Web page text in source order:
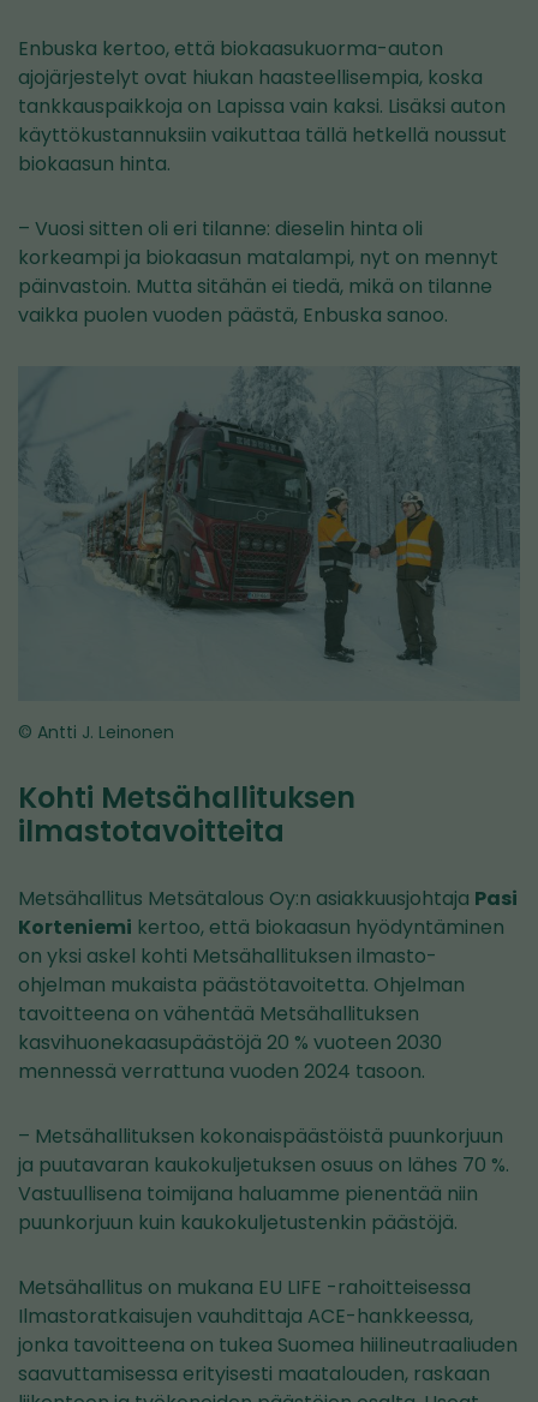
Enbuska kertoo, että biokaasukuorma-auton
ajojärjestelyt ovat hiukan haasteellisempia, koska
tankkauspaikkoja on Lapissa vain kaksi. Lisäksi auton
käyttökustannuksiin vaikuttaa tällä hetkellä noussut
biokaasun hinta.
– Vuosi sitten oli eri tilanne: dieselin hinta oli
korkeampi ja biokaasun matalampi, nyt on mennyt
päinvastoin. Mutta sitähän ei tiedä, mikä on tilanne
vaikka puolen vuoden päästä, Enbuska sanoo.
© Antti J. Leinonen
Kohti Metsähallituksen
ilmastotavoitteita
Metsähallitus Metsätalous Oy:n asiakkuusjohtaja Pasi
Korteniemi kertoo, että biokaasun hyödyntäminen
on yksi askel kohti Metsähallituksen ilmasto-
ohjelman mukaista päästötavoitetta. Ohjelman
tavoitteena on vähentää Metsähallituksen
kasvihuonekaasupäästöjä 20 % vuoteen 2030
mennessä verrattuna vuoden 2024 tasoon.
– Metsähallituksen kokonaispäästöistä puunkorjuun
ja puutavaran kaukokuljetuksen osuus on lähes 70 %.
Vastuullisena toimijana haluamme pienentää niin
puunkorjuun kuin kaukokuljetustenkin päästöjä.
Metsähallitus on mukana EU LIFE -rahoitteisessa
Ilmastoratkaisujen vauhdittaja ACE-hankkeessa,
jonka tavoitteena on tukea Suomea hiilineutraaliuden
saavuttamisessa erityisesti maatalouden, raskaan